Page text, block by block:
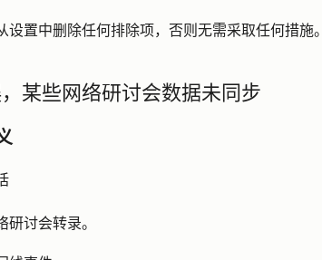
设置中删除任何排除项，否则无需采取任何措施。
某些网络研讨会数据未同步
研讨会转录。